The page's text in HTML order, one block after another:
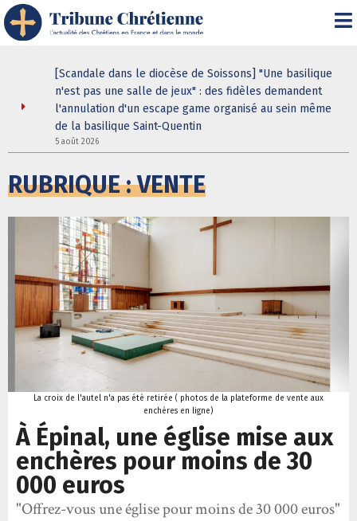
[Scandale dans le diocèse de Soissons] "Une basilique
n'est pas une salle de jeux" : des fidèles demandent
l'annulation d'un escape game organisé au sein même
de la basilique Saint-Quentin
5 août 2026
RUBRIQUE : VENTE
La croix de l'autel n'a pas été retirée ( photos de la plateforme de vente aux
enchères en ligne)
À Épinal, une église mise aux
enchères pour moins de 30
000 euros
"Offrez-vous une église pour moins de 30 000 euros"